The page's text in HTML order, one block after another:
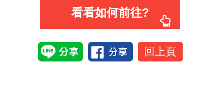
看看如何前往?
回上頁